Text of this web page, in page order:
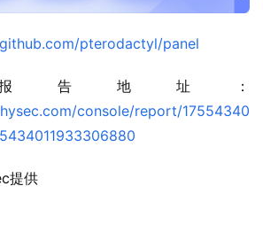
pterodactyl/panel
告地址：
console/report/17554340
提供